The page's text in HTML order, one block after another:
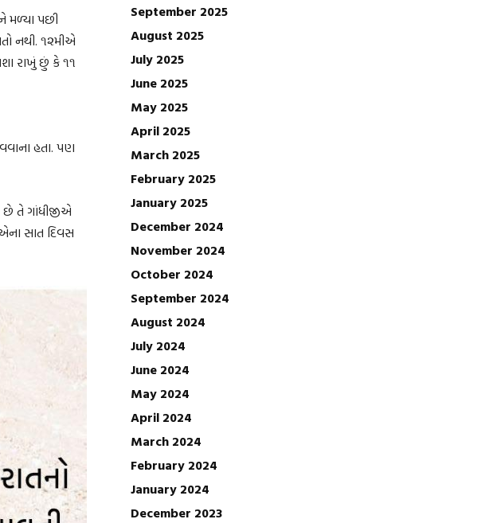
મળ્યા પછી
નથી. ૧૨મીએ
રાખું છું કે ૧૧
હતા. પણ
છે તે ગાંધીજીએ
સાત દિવસ
September 2025
August 2025
July 2025
June 2025
May 2025
April 2025
March 2025
February 2025
January 2025
December 2024
November 2024
October 2024
September 2024
August 2024
July 2024
June 2024
May 2024
April 2024
March 2024
February 2024
January 2024
December 2023